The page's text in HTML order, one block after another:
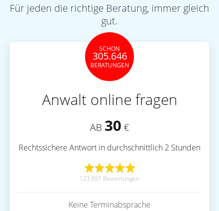
Für jeden die richtige Beratung, immer gleich
gut.
SCHON
305.646
BERATUNGEN
Anwalt online fragen
AB 30 €
Rechtssichere Antwort in durchschnittlich 2 Stunden
123.891 Bewertungen
Keine Terminabsprache